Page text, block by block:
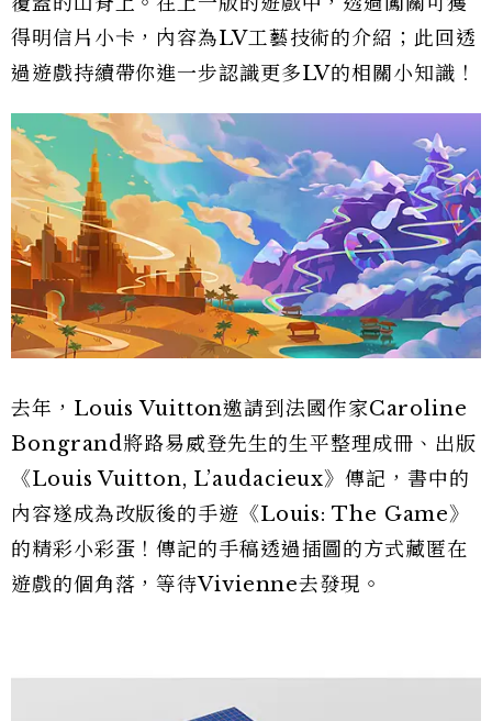
得明信片小卡，內容為LV工藝技術的介紹；此回透
過遊戲持續帶你進一步認識更多LV的相關小知識！
去年，Louis Vuitton邀請到法國作家Caroline
Bongrand將路易威登先生的生平整理成冊、出版
《Louis Vuitton, L’audacieux》傳記，書中的
內容遂成為改版後的手遊《Louis: The Game》
的精彩小彩蛋！傳記的手稿透過插圖的方式藏匿在
遊戲的個角落，等待Vivienne去發現。